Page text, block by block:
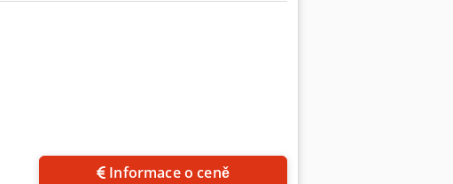
Informace o ceně